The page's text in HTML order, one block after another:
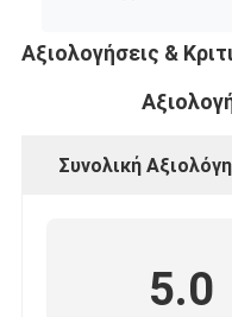
Αξιολογήσεις &
Συνολική
5.0